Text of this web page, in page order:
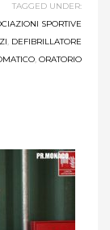
TAGGED UNDER:
SPORTIVE
, DEFIBRILLATORE
, ORATORIO